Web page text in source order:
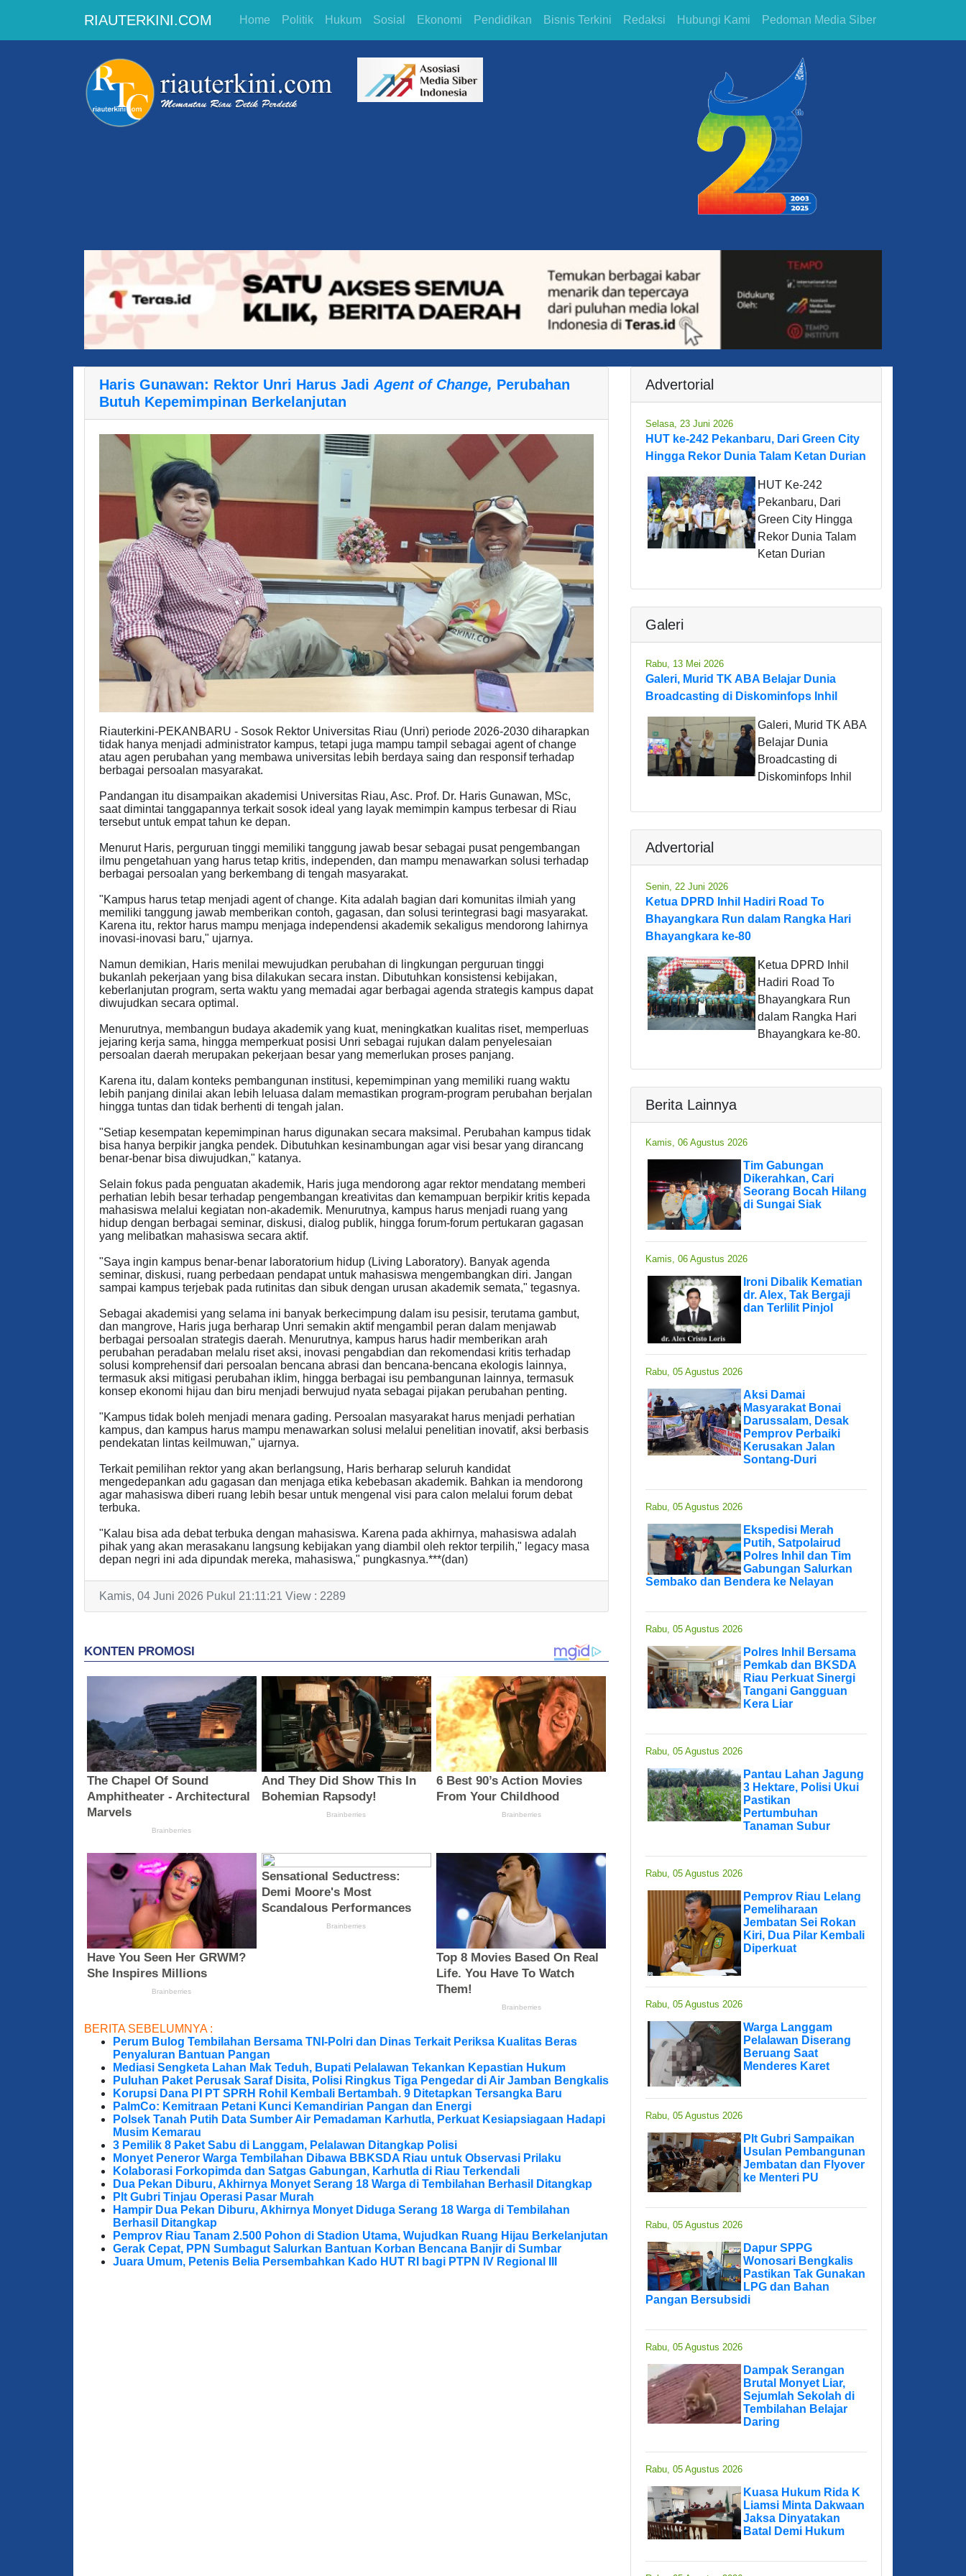
RIAUTERKINI.COM Home Politik Hukum Sosial Ekonomi Pendidikan Bisnis Terkini Redaksi Hubungi Kami Pedoman Media Siber
Haris Gunawan: Rektor Unri Harus JadiAgent of Change, Perubahan
Butuh Kepemimpinan Berkelanjutan
Riauterkini-PEKANBARU - Sosok Rektor Universitas Riau (Unri) periode 2026-2030 diharapkan
tidak hanya menjadi administrator kampus, tetapi juga mampu tampil sebagai agent of change
atau agen perubahan yang membawa universitas lebih berdaya saing dan responsif terhadap
berbagai persoalan masyarakat.
Pandangan itu disampaikan akademisi Universitas Riau, Asc. Prof. Dr. Haris Gunawan, MSc,
saat dimintai tanggapannya terkait sosok ideal yang layak memimpin kampus terbesar di Riau
tersebut untuk empat tahun ke depan.
Menurut Haris, perguruan tinggi memiliki tanggung jawab besar sebagai pusat pengembangan
ilmu pengetahuan yang harus tetap kritis, independen, dan mampu menawarkan solusi terhadap
berbagai persoalan yang berkembang di tengah masyarakat.
"Kampus harus tetap menjadi agent of change. Kita adalah bagian dari komunitas ilmiah yang
memiliki tanggung jawab memberikan contoh, gagasan, dan solusi terintegrasi bagi masyarakat.
Karena itu, rektor harus mampu menjaga independensi akademik sekaligus mendorong lahirnya
inovasi-inovasi baru," ujarnya.
Namun demikian, Haris menilai mewujudkan perubahan di lingkungan perguruan tinggi
bukanlah pekerjaan yang bisa dilakukan secara instan. Dibutuhkan konsistensi kebijakan,
keberlanjutan program, serta waktu yang memadai agar berbagai agenda strategis kampus dapat
diwujudkan secara optimal.
Menurutnya, membangun budaya akademik yang kuat, meningkatkan kualitas riset, memperluas
jejaring kerja sama, hingga memperkuat posisi Unri sebagai rujukan dalam penyelesaian
persoalan daerah merupakan pekerjaan besar yang memerlukan proses panjang.
Karena itu, dalam konteks pembangunan institusi, kepemimpinan yang memiliki ruang waktu
lebih panjang dinilai akan lebih leluasa dalam memastikan program-program perubahan berjalan
hingga tuntas dan tidak berhenti di tengah jalan.
"Setiap kesempatan kepemimpinan harus digunakan secara maksimal. Perubahan kampus tidak
bisa hanya berpikir jangka pendek. Dibutuhkan kesinambungan agar visi besar yang dirancang
benar-benar bisa diwujudkan," katanya.
Selain fokus pada penguatan akademik, Haris juga mendorong agar rektor mendatang memberi
perhatian lebih besar terhadap pengembangan kreativitas dan kemampuan berpikir kritis kepada
mahasiswa melalui kegiatan non-akademik. Menurutnya, kampus harus menjadi ruang yang
hidup dengan berbagai seminar, diskusi, dialog publik, hingga forum-forum pertukaran gagasan
yang melibatkan mahasiswa secara aktif.
"Saya ingin kampus benar-benar laboratorium hidup (Living Laboratory). Banyak agenda
seminar, diskusi, ruang perbedaan pendapat untuk mahasiswa mengembangkan diri. Jangan
sampai kampus terjebak pada rutinitas dan sibuk dengan urusan akademik semata," tegasnya.
Sebagai akademisi yang selama ini banyak berkecimpung dalam isu pesisir, terutama gambut,
dan mangrove, Haris juga berharap Unri semakin aktif mengambil peran dalam menjawab
berbagai persoalan strategis daerah. Menurutnya, kampus harus hadir memberikan arah
perubahan peradaban melalu riset aksi, inovasi pengabdian dan rekomendasi kritis terhadap
solusi komprehensif dari persoalan bencana abrasi dan bencana-bencana ekologis lainnya,
termasuk aksi mitigasi perubahan iklim, hingga berbagai isu pembangunan lainnya, termasuk
konsep ekonomi hijau dan biru menjadi berwujud nyata sebagai pijakan perubahan penting.
"Kampus tidak boleh menjadi menara gading. Persoalan masyarakat harus menjadi perhatian
kampus, dan kampus harus mampu menawarkan solusi melalui penelitian inovatif, aksi berbasis
pendekatan lintas keilmuwan," ujarnya.
Terkait pemilihan rektor yang akan berlangsung, Haris berharap seluruh kandidat
mengedepankan adu gagasan dan menjaga etika kebebasan akademik. Bahkan ia mendorong
agar mahasiswa diberi ruang lebih besar untuk mengenal visi para calon melalui forum debat
terbuka.
"Kalau bisa ada debat terbuka dengan mahasiswa. Karena pada akhirnya, mahasiswa adalah
pihak yang akan merasakanu langsung kebijakan yang diambil oleh rektor terpilih," legacy masa
depan negri ini ada dipundak mereka, mahasiswa," pungkasnya.***(dan)
Kamis, 04 Juni 2026 Pukul 21:11:21 View : 2289
BERITA SEBELUMNYA :
Perum Bulog Tembilahan Bersama TNI-Polri dan Dinas Terkait Periksa Kualitas Beras
Penyaluran Bantuan Pangan
Mediasi Sengketa Lahan Mak Teduh, Bupati Pelalawan Tekankan Kepastian Hukum
Puluhan Paket Perusak Saraf Disita, Polisi Ringkus Tiga Pengedar di Air Jamban Bengkalis
Korupsi Dana PI PT SPRH Rohil Kembali Bertambah. 9 Ditetapkan Tersangka Baru
PalmCo: Kemitraan Petani Kunci Kemandirian Pangan dan Energi
Polsek Tanah Putih Data Sumber Air Pemadaman Karhutla, Perkuat Kesiapsiagaan Hadapi
Musim Kemarau
3 Pemilik 8 Paket Sabu di Langgam, Pelalawan Ditangkap Polisi
Monyet Peneror Warga Tembilahan Dibawa BBKSDA Riau untuk Observasi Prilaku
Kolaborasi Forkopimda dan Satgas Gabungan, Karhutla di Riau Terkendali
Dua Pekan Diburu, Akhirnya Monyet Serang 18 Warga di Tembilahan Berhasil Ditangkap
Plt Gubri Tinjau Operasi Pasar Murah
Hampir Dua Pekan Diburu, Akhirnya Monyet Diduga Serang 18 Warga di Tembilahan
Berhasil Ditangkap
Pemprov Riau Tanam 2.500 Pohon di Stadion Utama, Wujudkan Ruang Hijau Berkelanjutan
Gerak Cepat, PPN Sumbagut Salurkan Bantuan Korban Bencana Banjir di Sumbar
Juara Umum, Petenis Belia Persembahkan Kado HUT RI bagi PTPN IV Regional III
Advertorial
Selasa, 23 Juni 2026
HUT ke-242 Pekanbaru, Dari Green City
Hingga Rekor Dunia Talam Ketan Durian
HUT Ke-242
Pekanbaru, Dari
Green City Hingga
Rekor Dunia Talam
Ketan Durian
Galeri
Rabu, 13 Mei 2026
Galeri, Murid TK ABA Belajar Dunia
Broadcasting di Diskominfops Inhil
Galeri, Murid TK ABA
Belajar Dunia
Broadcasting di
Diskominfops Inhil
Advertorial
Senin, 22 Juni 2026
Ketua DPRD Inhil Hadiri Road To
Bhayangkara Run dalam Rangka Hari
Bhayangkara ke-80
Ketua DPRD Inhil
Hadiri Road To
Bhayangkara Run
dalam Rangka Hari
Bhayangkara ke-80.
Berita Lainnya
Kamis, 06 Agustus 2026
Tim Gabungan
Dikerahkan, Cari
Seorang Bocah Hilang
di Sungai Siak
Kamis, 06 Agustus 2026
Ironi Dibalik Kematian
dr. Alex, Tak Bergaji
dan Terlilit Pinjol
Rabu, 05 Agustus 2026
Aksi Damai
Masyarakat Bonai
Darussalam, Desak
Pemprov Perbaiki
Kerusakan Jalan
Sontang-Duri
Rabu, 05 Agustus 2026
Ekspedisi Merah
Putih, Satpolairud
Polres Inhil dan Tim
Gabungan Salurkan
Sembako dan Bendera ke Nelayan
Rabu, 05 Agustus 2026
Polres Inhil Bersama
Pemkab dan BKSDA
Riau Perkuat Sinergi
Tangani Gangguan
Kera Liar
Rabu, 05 Agustus 2026
Pantau Lahan Jagung
3 Hektare, Polisi Ukui
Pastikan
Pertumbuhan
Tanaman Subur
Rabu, 05 Agustus 2026
Pemprov Riau Lelang
Pemeliharaan
Jembatan Sei Rokan
Kiri, Dua Pilar Kembali
Diperkuat
Rabu, 05 Agustus 2026
Warga Langgam
Pelalawan Diserang
Beruang Saat
Menderes Karet
Rabu, 05 Agustus 2026
Plt Gubri Sampaikan
Usulan Pembangunan
Jembatan dan Flyover
ke Menteri PU
Rabu, 05 Agustus 2026
Dapur SPPG
Wonosari Bengkalis
Pastikan Tak Gunakan
LPG dan Bahan
Pangan Bersubsidi
Rabu, 05 Agustus 2026
Dampak Serangan
Brutal Monyet Liar,
Sejumlah Sekolah di
Tembilahan Belajar
Daring
Rabu, 05 Agustus 2026
Kuasa Hukum Rida K
Liamsi Minta Dakwaan
Jaksa Dinyatakan
Batal Demi Hukum